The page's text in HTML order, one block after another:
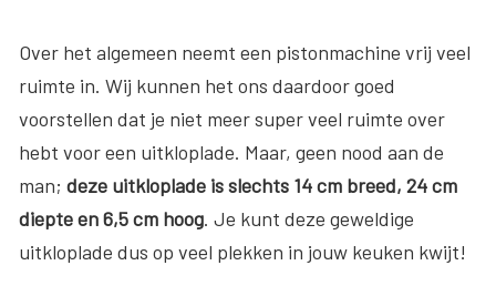
Over het algemeen neemt een pistonmachine vrij veel
ruimte in. Wij kunnen het ons daardoor goed
voorstellen dat je niet meer super veel ruimte over
hebt voor een uitkloplade. Maar, geen nood aan de
man; deze uitkloplade is slechts 14 cm breed, 24 cm
diepte en 6,5 cm hoog. Je kunt deze geweldige
uitkloplade dus op veel plekken in jouw keuken kwijt!